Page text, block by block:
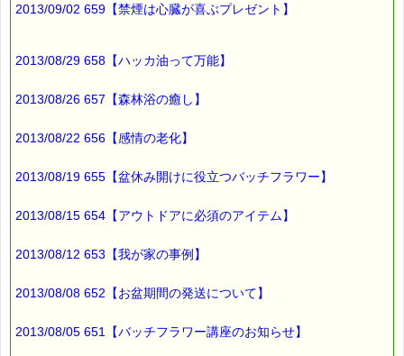
タイプ ：くじタイプ
バッチフラワーレメディ・レスキュークリーム１本当毎に
200円（1等）～50円（3等）の範囲内で割引きになります。
当たる確率は（1等：5% 2等：10% 3等：85%）です。
※バッチフラワー関連商品・関連書籍、セット商品は対象外で
す。
す。
※携帯サイトではご利用いただけません。
詳しくは下記サイトをご覧ください。
このメールはｅパスタイムをご利用（ご注文、お問い合わせ、プ
レゼント
2013/09/02 659【禁煙は心臓が喜ぶプレゼント】
2013/08/29 658【ハッカ油って万能】
2013/08/26 657【森林浴の癒し】
2013/08/22 656【感情の老化】
2013/08/19 655【盆休み開けに役立つバッチフラワー】
2013/08/15 654【アウトドアに必須のアイテム】
2013/08/12 653【我が家の事例】
2013/08/08 652【お盆期間の発送について】
2013/08/05 651【バッチフラワー講座のお知らせ】